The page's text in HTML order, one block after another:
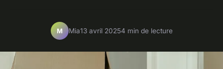
M Mia13 avril 20254 min de lecture